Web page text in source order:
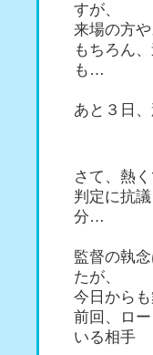
すが、
来場の方
もちろん
も…
あと３日
さて、熱
判定に抗
分…
監督の執
たが、
今日から
前回、ロ
いる相手